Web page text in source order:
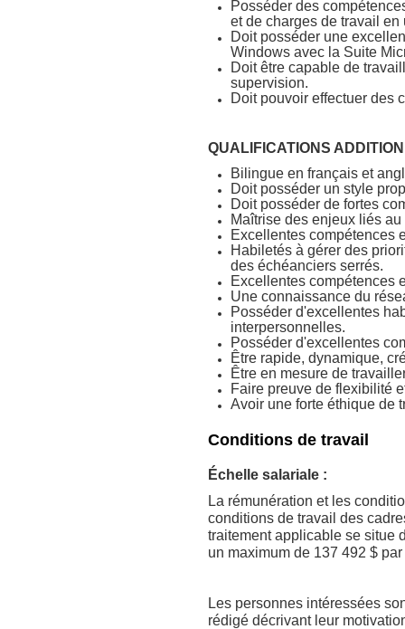
Posséder des
et de charges de travail
Doit posséder une
Windows avec la Suite
Doit être capable de
supervision.
Doit pouvoir effectuer des
QUALIFICATIONS
Bilingue en français et
Doit posséder un style
Doit posséder de fortes
Maîtrise des enjeux liés
Excellentes compétences
Habiletés à gérer des
des échéanciers serrés.
Excellentes compétences
Une connaissance du
Posséder d'excellentes
interpersonnelles.
Posséder d'excellentes
Être rapide, dynamique,
Être en mesure de
Faire preuve de flexibilité
Avoir une forte éthique de
Conditions de travail
Échelle salariale :
La rémunération et les
conditions de travail des
traitement applicable se situe
un maximum de 137 492 $
Les personnes intéressées
rédigé décrivant leur